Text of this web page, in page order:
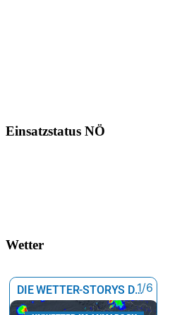
Einsatzstatus NÖ
Wetter